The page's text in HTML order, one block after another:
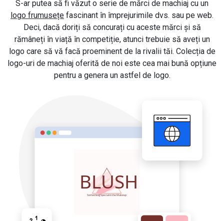
S-ar putea să fi văzut o serie de mărci de machiaj cu un
logo frumusețe fascinant în împrejurimile dvs. sau pe web.
Deci, dacă doriți să concurați cu aceste mărci și să
rămâneți în viață în competiție, atunci trebuie să aveți un
logo care să vă facă proeminent de la rivalii tăi. Colecția de
logo-uri de machiaj oferită de noi este cea mai bună opțiune
pentru a genera un astfel de logo.